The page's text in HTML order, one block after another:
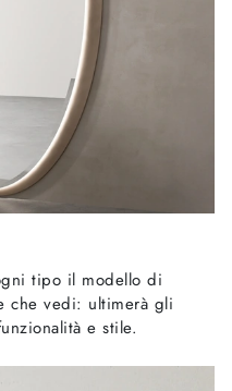
tipo il modello di
che vedi: ultimerà gli
e stile.